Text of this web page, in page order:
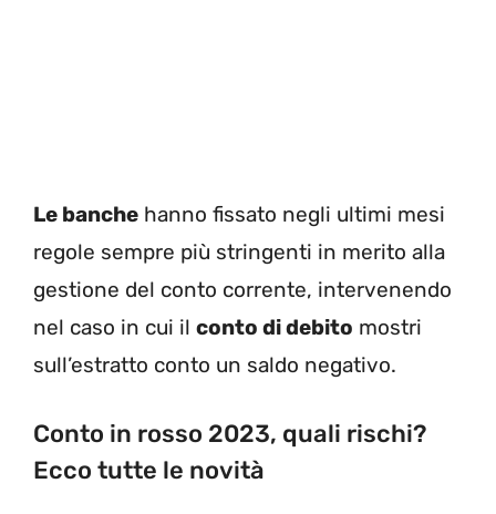
Le banche hanno fissato negli ultimi mesi
regole sempre più stringenti in merito alla
gestione del conto corrente, intervenendo
nel caso in cui il conto di debito mostri
sull’estratto conto un saldo negativo.
Conto in rosso 2023, quali rischi?
Ecco tutte le novità